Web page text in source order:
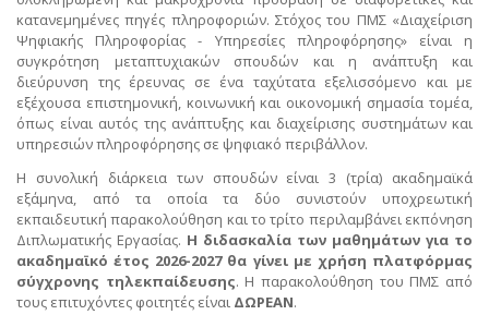
κατανεμημένες πηγές πληροφοριών. Στόχος του ΠΜΣ «Διαχείριση
Ψηφιακής Πληροφορίας - Υπηρεσίες πληροφόρησης» είναι η
συγκρότηση μεταπτυχιακών σπουδών και η ανάπτυξη και
διεύρυνση της έρευνας σε ένα ταχύτατα εξελισσόμενο και με
εξέχουσα επιστημονική, κοινωνική και οικονομική σημασία τομέα,
όπως είναι αυτός της ανάπτυξης και διαχείρισης συστημάτων και
υπηρεσιών πληροφόρησης σε ψηφιακό περιβάλλον.
Η συνολική διάρκεια των σπουδών είναι 3 (τρία) ακαδημαϊκά
εξάμηνα, από τα οποία τα δύο συνιστούν υποχρεωτική
εκπαιδευτική παρακολούθηση και το τρίτο περιλαμβάνει εκπόνηση
Διπλωματικής Εργασίας. Η διδασκαλία των μαθημάτων για το
ακαδημαϊκό έτος 2026-2027 θα γίνει με χρήση πλατφόρμας
σύγχρονης τηλεκπαίδευσης. Η παρακολούθηση του ΠΜΣ από
τους επιτυχόντες φοιτητές είναι ΔΩΡΕΑΝ.